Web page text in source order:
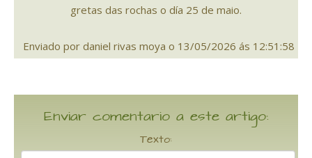
gretas das rochas o día 25 de maio.
Enviado por daniel rivas moya o 13/05/2026 ás 12:51:58
Enviar comentario a este artigo:
Texto: